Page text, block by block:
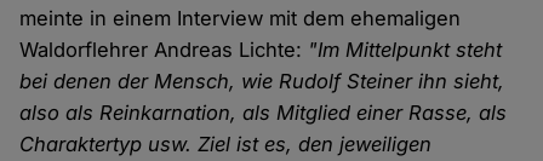
meinte in einem Interview mit dem ehemaligen
Waldorflehrer Andreas Lichte: "Im Mittelpunkt steht
bei denen der Mensch, wie Rudolf Steiner ihn sieht,
also als Reinkarnation, als Mitglied einer Rasse, als
Charaktertyp usw. Ziel ist es, den jeweiligen